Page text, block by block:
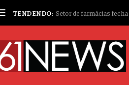
TENDENDO: Setor de farmácias